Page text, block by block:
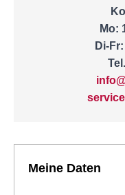
Mo:
Di-
Meine Daten